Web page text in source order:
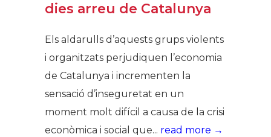
dies arreu de Catalunya
Els aldarulls d’aquests grups violents
i organitzats perjudiquen l’economia
de Catalunya i incrementen la
sensació d’inseguretat en un
moment molt difícil a causa de la crisi
econòmica i social que... read more →